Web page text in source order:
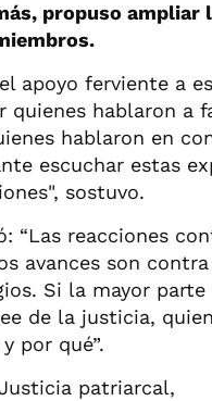
propuso ampliar
apoyo ferviente a
quienes hablaron a
hablaron en
escuchar estas
sostuvo.
“Las reacciones
avances son
Si la mayor parte
de la justicia,
por qué”.
patriarcal,